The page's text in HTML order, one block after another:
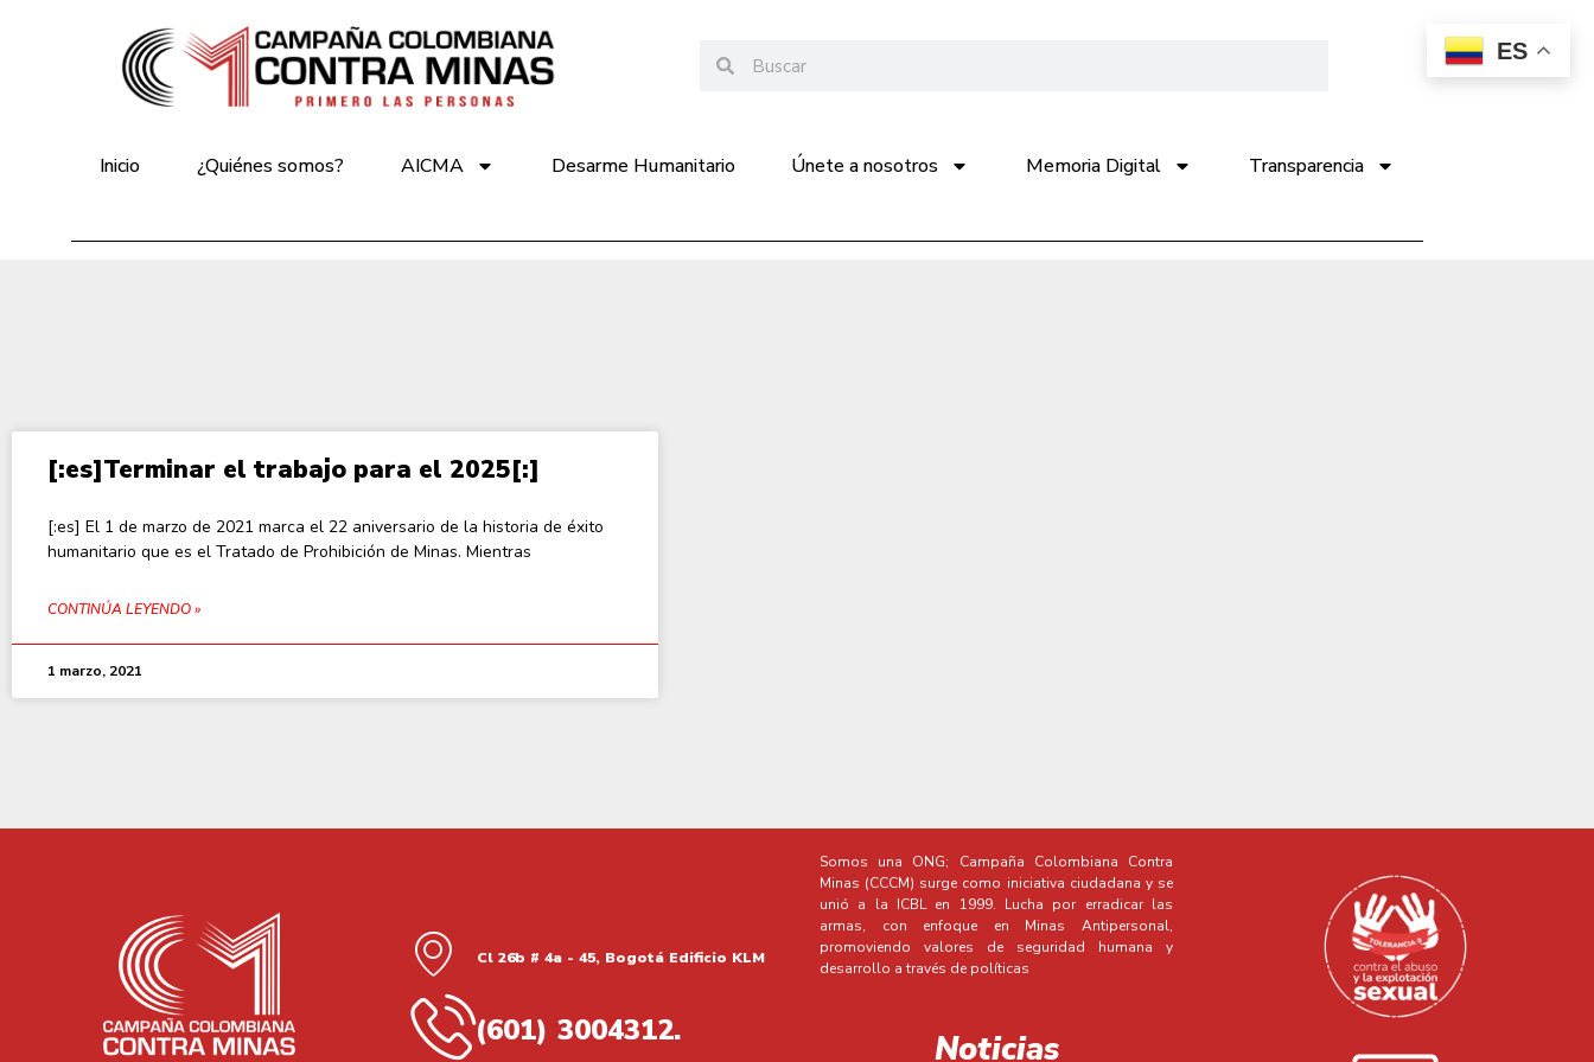
Inicio ¿Quiénes somos? AICMA Desarme Humanitario Únete a nosotros Memoria Digital Transparencia
[:es]Terminar el trabajo para el 2025[:]
[:es] El 1 de marzo de 2021 marca el 22 aniversario de la historia de éxito
humanitario que es el Tratado de Prohibición de Minas. Mientras
CONTINÚA LEYENDO »
1 marzo, 2021
Cl 26b # 4a - 45, Bogotá Edificio KLM
(601) 3004312.
Somos una ONG; Campaña Colombiana Contra
Minas (CCCM) surge como iniciativa ciudadana y se
unió a la ICBL en 1999. Lucha por erradicar las
armas, con enfoque en Minas Antipersonal,
promoviendo valores de seguridad humana y
desarrollo a través de políticas
Noticias
ES